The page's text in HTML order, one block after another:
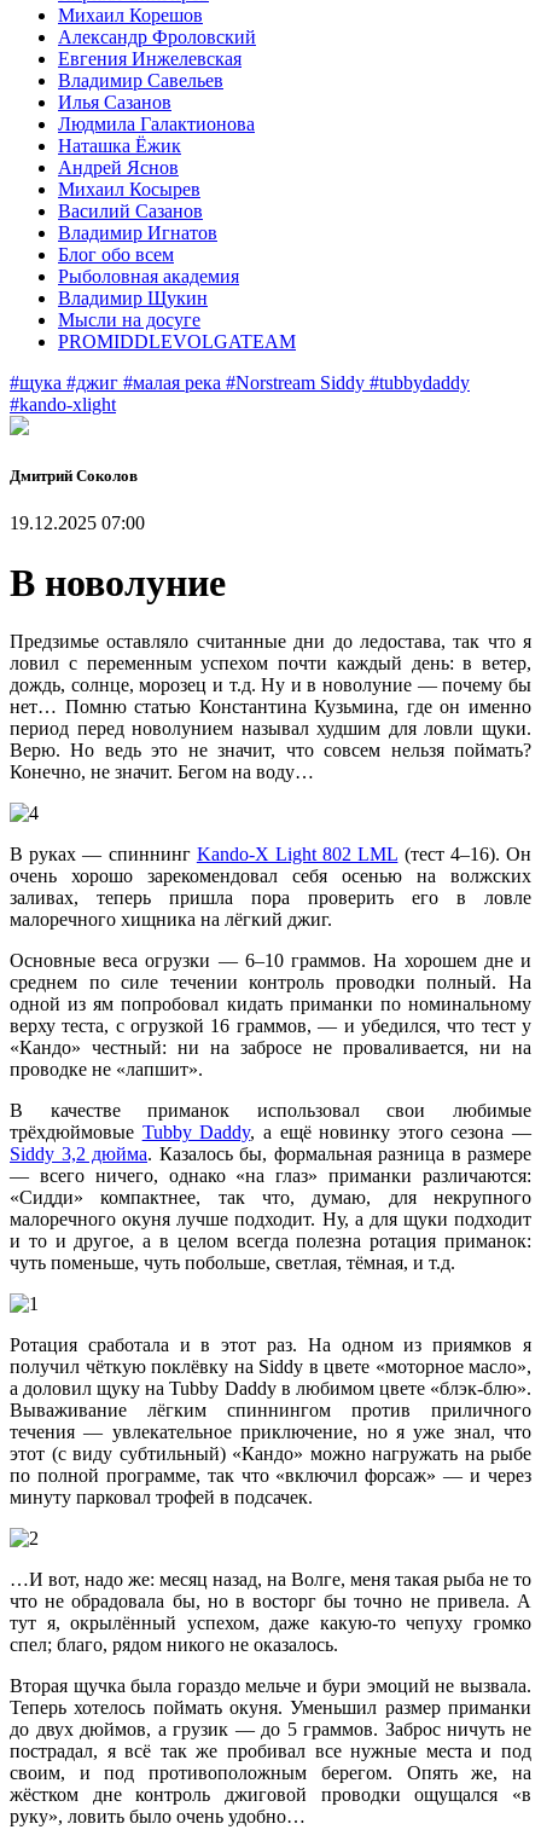
Михаил Корешов
Александр Фроловский
Евгения Инжелевская
Владимир Савельев
Илья Сазанов
Людмила Галактионова
Наташка Ёжик
Андрей Яснов
Михаил Косырев
Василий Сазанов
Владимир Игнатов
Блог обо всем
Рыболовная академия
Владимир Щукин
Мысли на досуге
PROMIDDLEVOLGATEAM
#щука #джиг #малая река #Norstream Siddy #tubbydaddy
#kando-xlight
Дмитрий Соколов
19.12.2025 07:00
В новолуние
Предзимье оставляло считанные дни до ледостава, так что я
ловил с переменным успехом почти каждый день: в ветер,
дождь, солнце, морозец и т.д. Ну и в новолуние — почему бы
нет… Помню статью Константина Кузьмина, где он именно
период перед новолунием называл худшим для ловли щуки.
Верю. Но ведь это не значит, что совсем нельзя поймать?
Конечно, не значит. Бегом на воду…
В руках — спиннинг Kando-X Light 802 LML (тест 4–16). Он
очень хорошо зарекомендовал себя осенью на волжских
заливах, теперь пришла пора проверить его в ловле
малоречного хищника на лёгкий джиг.
Основные веса огрузки — 6–10 граммов. На хорошем дне и
среднем по силе течении контроль проводки полный. На
одной из ям попробовал кидать приманки по номинальному
верху теста, с огрузкой 16 граммов, — и убедился, что тест у
«Кандо» честный: ни на забросе не проваливается, ни на
проводке не «лапшит».
В качестве приманок использовал свои любимые
трёхдюймовые Tubby Daddy, а ещё новинку этого сезона —
Siddy 3,2 дюйма. Казалось бы, формальная разница в размере
— всего ничего, однако «на глаз» приманки различаются:
«Сидди» компактнее, так что, думаю, для некрупного
малоречного окуня лучше подходит. Ну, а для щуки подходит
и то и другое, а в целом всегда полезна ротация приманок:
чуть поменьше, чуть побольше, светлая, тёмная, и т.д.
Ротация сработала и в этот раз. На одном из приямков я
получил чёткую поклёвку на Siddy в цвете «моторное масло»,
а доловил щуку на Tubby Daddy в любимом цвете «блэк-блю».
Вываживание лёгким спиннингом против приличного
течения — увлекательное приключение, но я уже знал, что
этот (с виду субтильный) «Кандо» можно нагружать на рыбе
по полной программе, так что «включил форсаж» — и через
минуту парковал трофей в подсачек.
…И вот, надо же: месяц назад, на Волге, меня такая рыба не то
что не обрадовала бы, но в восторг бы точно не привела. А
тут я, окрылённый успехом, даже какую-то чепуху громко
спел; благо, рядом никого не оказалось.
Вторая щучка была гораздо мельче и бури эмоций не вызвала.
Теперь хотелось поймать окуня. Уменьшил размер приманки
до двух дюймов, а грузик — до 5 граммов. Заброс ничуть не
пострадал, я всё так же пробивал все нужные места и под
своим, и под противоположным берегом. Опять же, на
жёстком дне контроль джиговой проводки ощущался «в
руку», ловить было очень удобно…